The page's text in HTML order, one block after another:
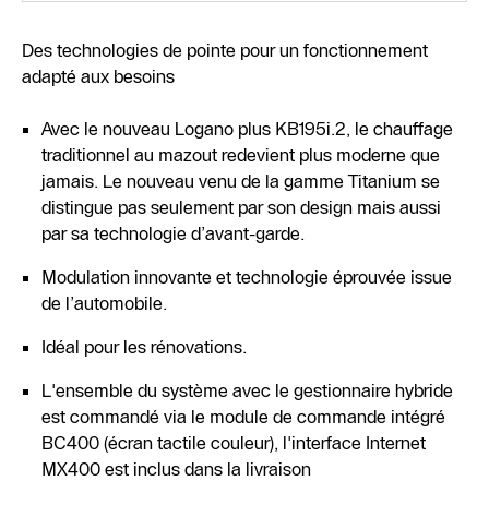
Des technologies de pointe pour un fonctionnement
adapté aux besoins
Avec le nouveau Logano plus KB195i.2, le chauffage
traditionnel au mazout redevient plus moderne que
jamais. Le nouveau venu de la gamme Titanium se
distingue pas seulement par son design mais aussi
par sa technologie d’avant-garde.
Modulation innovante et technologie éprouvée issue
de l’automobile.
Idéal pour les rénovations.
L'ensemble du système avec le gestionnaire hybride
est commandé via le module de commande intégré
BC400 (écran tactile couleur), l'interface Internet
MX400 est inclus dans la livraison